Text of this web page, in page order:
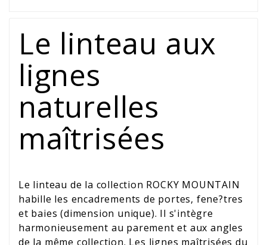
Le linteau aux
lignes
naturelles
maîtrisées
Le linteau de la collection ROCKY MOUNTAIN
habille les encadrements de portes, fene?tres
et baies (dimension unique). Il s'intègre
harmonieusement au parement et aux angles
de la même collection. Les lignes maîtrisées du